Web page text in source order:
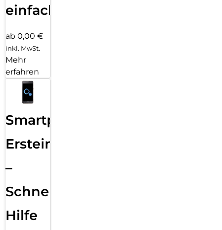
einfach
ab 0,00 €
inkl. MwSt.
Mehr
erfahren
Smartphone
Ersteinrichtung
–
Schnelle
Hilfe